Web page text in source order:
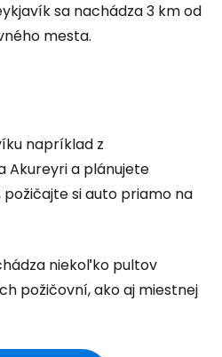
sa nachádza 3 km od
mesta.
napríklad z
Akureyri a plánujete
si auto priamo na
niekoľko pultov
požičovní, ako aj miestnej